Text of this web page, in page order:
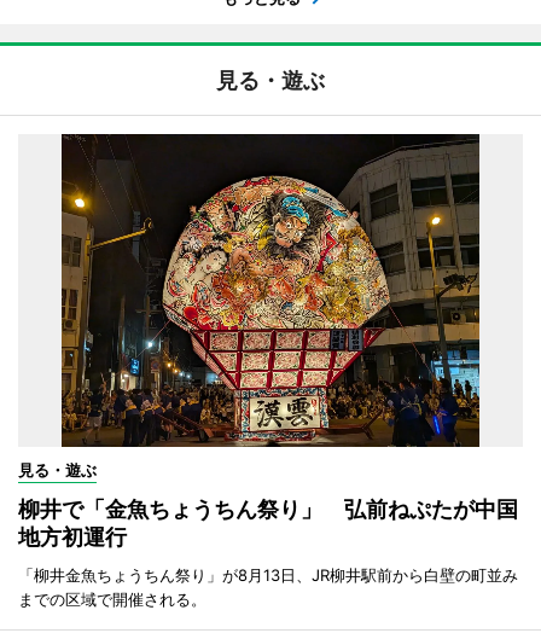
見る・遊ぶ
見る・遊ぶ
柳井で「金魚ちょうちん祭り」 弘前ねぷたが中国
地方初運行
「柳井金魚ちょうちん祭り」が8月13日、JR柳井駅前から白壁の町並み
までの区域で開催される。